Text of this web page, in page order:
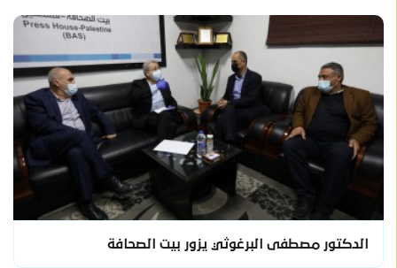
الدكتور مصطفى البرغوثي يزور بيت الصحافة